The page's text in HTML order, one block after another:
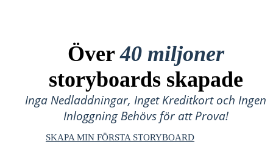
Över40 miljoner
storyboards skapade
Inga Nedladdningar, Inget Kreditkort och Ingen
Inloggning Behövs för att Prova!
SKAPA MIN FÖRSTA STORYBOARD